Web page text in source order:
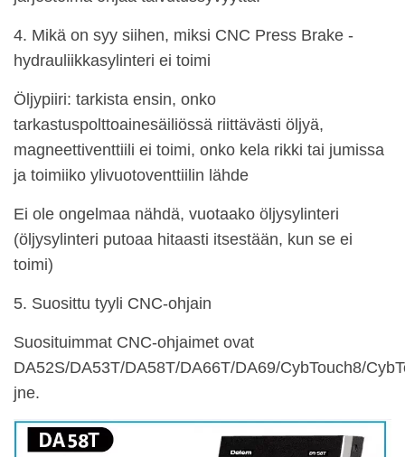
4. Mikä on syy siihen, miksi CNC Press Brake -
hydrauliikkasylinteri ei toimi
Öljypiiri: tarkista ensin, onko
tarkastuspolttoainesäiliössä riittävästi öljyä,
magneettiventtiili ei toimi, onko kela rikki tai jumissa
ja toimiiko ylivuotoventtiilin lähde
Ei ole ongelmaa nähdä, vuotaako öljysylinteri
(öljysylinteri putoaa hitaasti itsestään, kun se ei
toimi)
5. Suosittu tyyli CNC-ohjain
Suosituimmat CNC-ohjaimet ovat
DA52S/DA53T/DA58T/DA66T/DA69/CybTouch8/
jne.